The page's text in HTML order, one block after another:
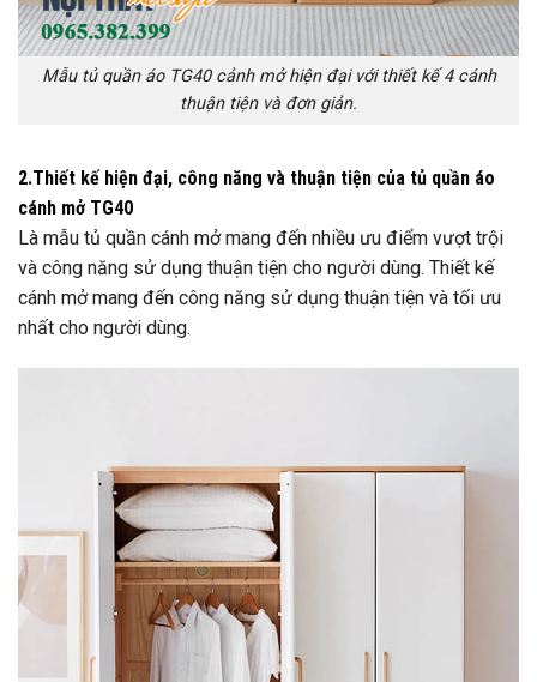
Mẫu tủ quần áo TG40 cảnh mở hiện đại với thiết kế 4 cánh
thuận tiện và đơn giản.
2.Thiết kế hiện đại, công năng và thuận tiện của tủ quần áo
cánh mở TG40
Là mẫu tủ quần cánh mở mang đến nhiều ưu điểm vượt trội
và công năng sử dụng thuận tiện cho người dùng. Thiết kế
cánh mở mang đến công năng sử dụng thuận tiện và tối ưu
nhất cho người dùng.